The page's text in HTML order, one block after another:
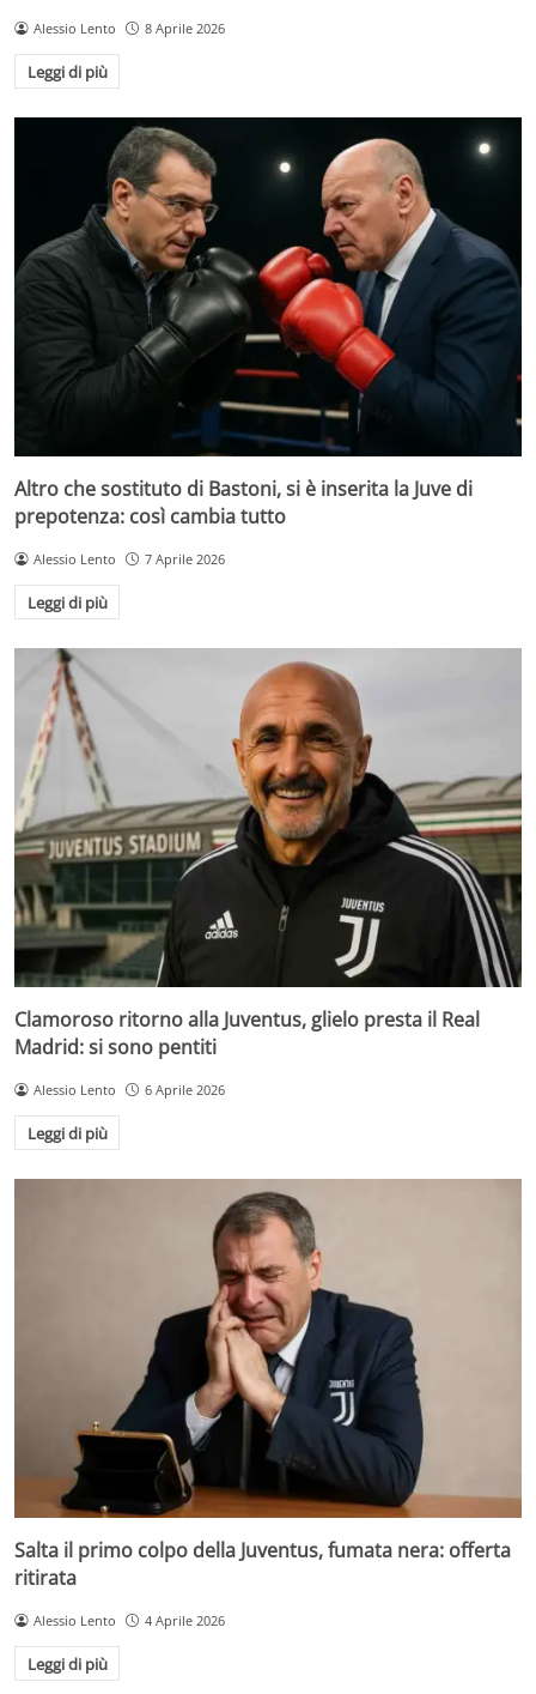
Alessio Lento 8 Aprile 2026
Leggi di più
Altro che sostituto di Bastoni, si è inserita la Juve di
prepotenza: così cambia tutto
Alessio Lento 7 Aprile 2026
Leggi di più
Clamoroso ritorno alla Juventus, glielo presta il Real
Madrid: si sono pentiti
Alessio Lento 6 Aprile 2026
Leggi di più
Salta il primo colpo della Juventus, fumata nera: offerta
ritirata
Alessio Lento 4 Aprile 2026
Leggi di più